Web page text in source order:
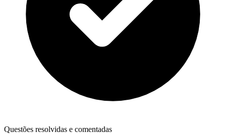
Questões resolvidas e comentadas